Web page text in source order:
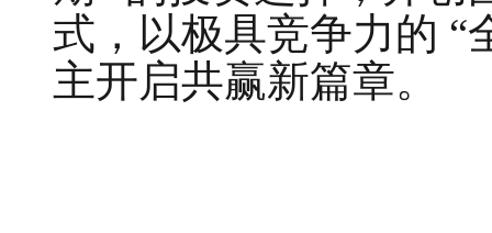
式，以极具竞争力的 “
主开启共赢新篇章。